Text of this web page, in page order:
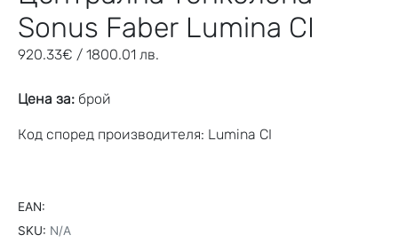
Sonus Faber Lumina CI
920.33€ / 1800.01 лв.
Цена за: брой
Код според производителя: Lumina CI
EAN:
SKU: N/A